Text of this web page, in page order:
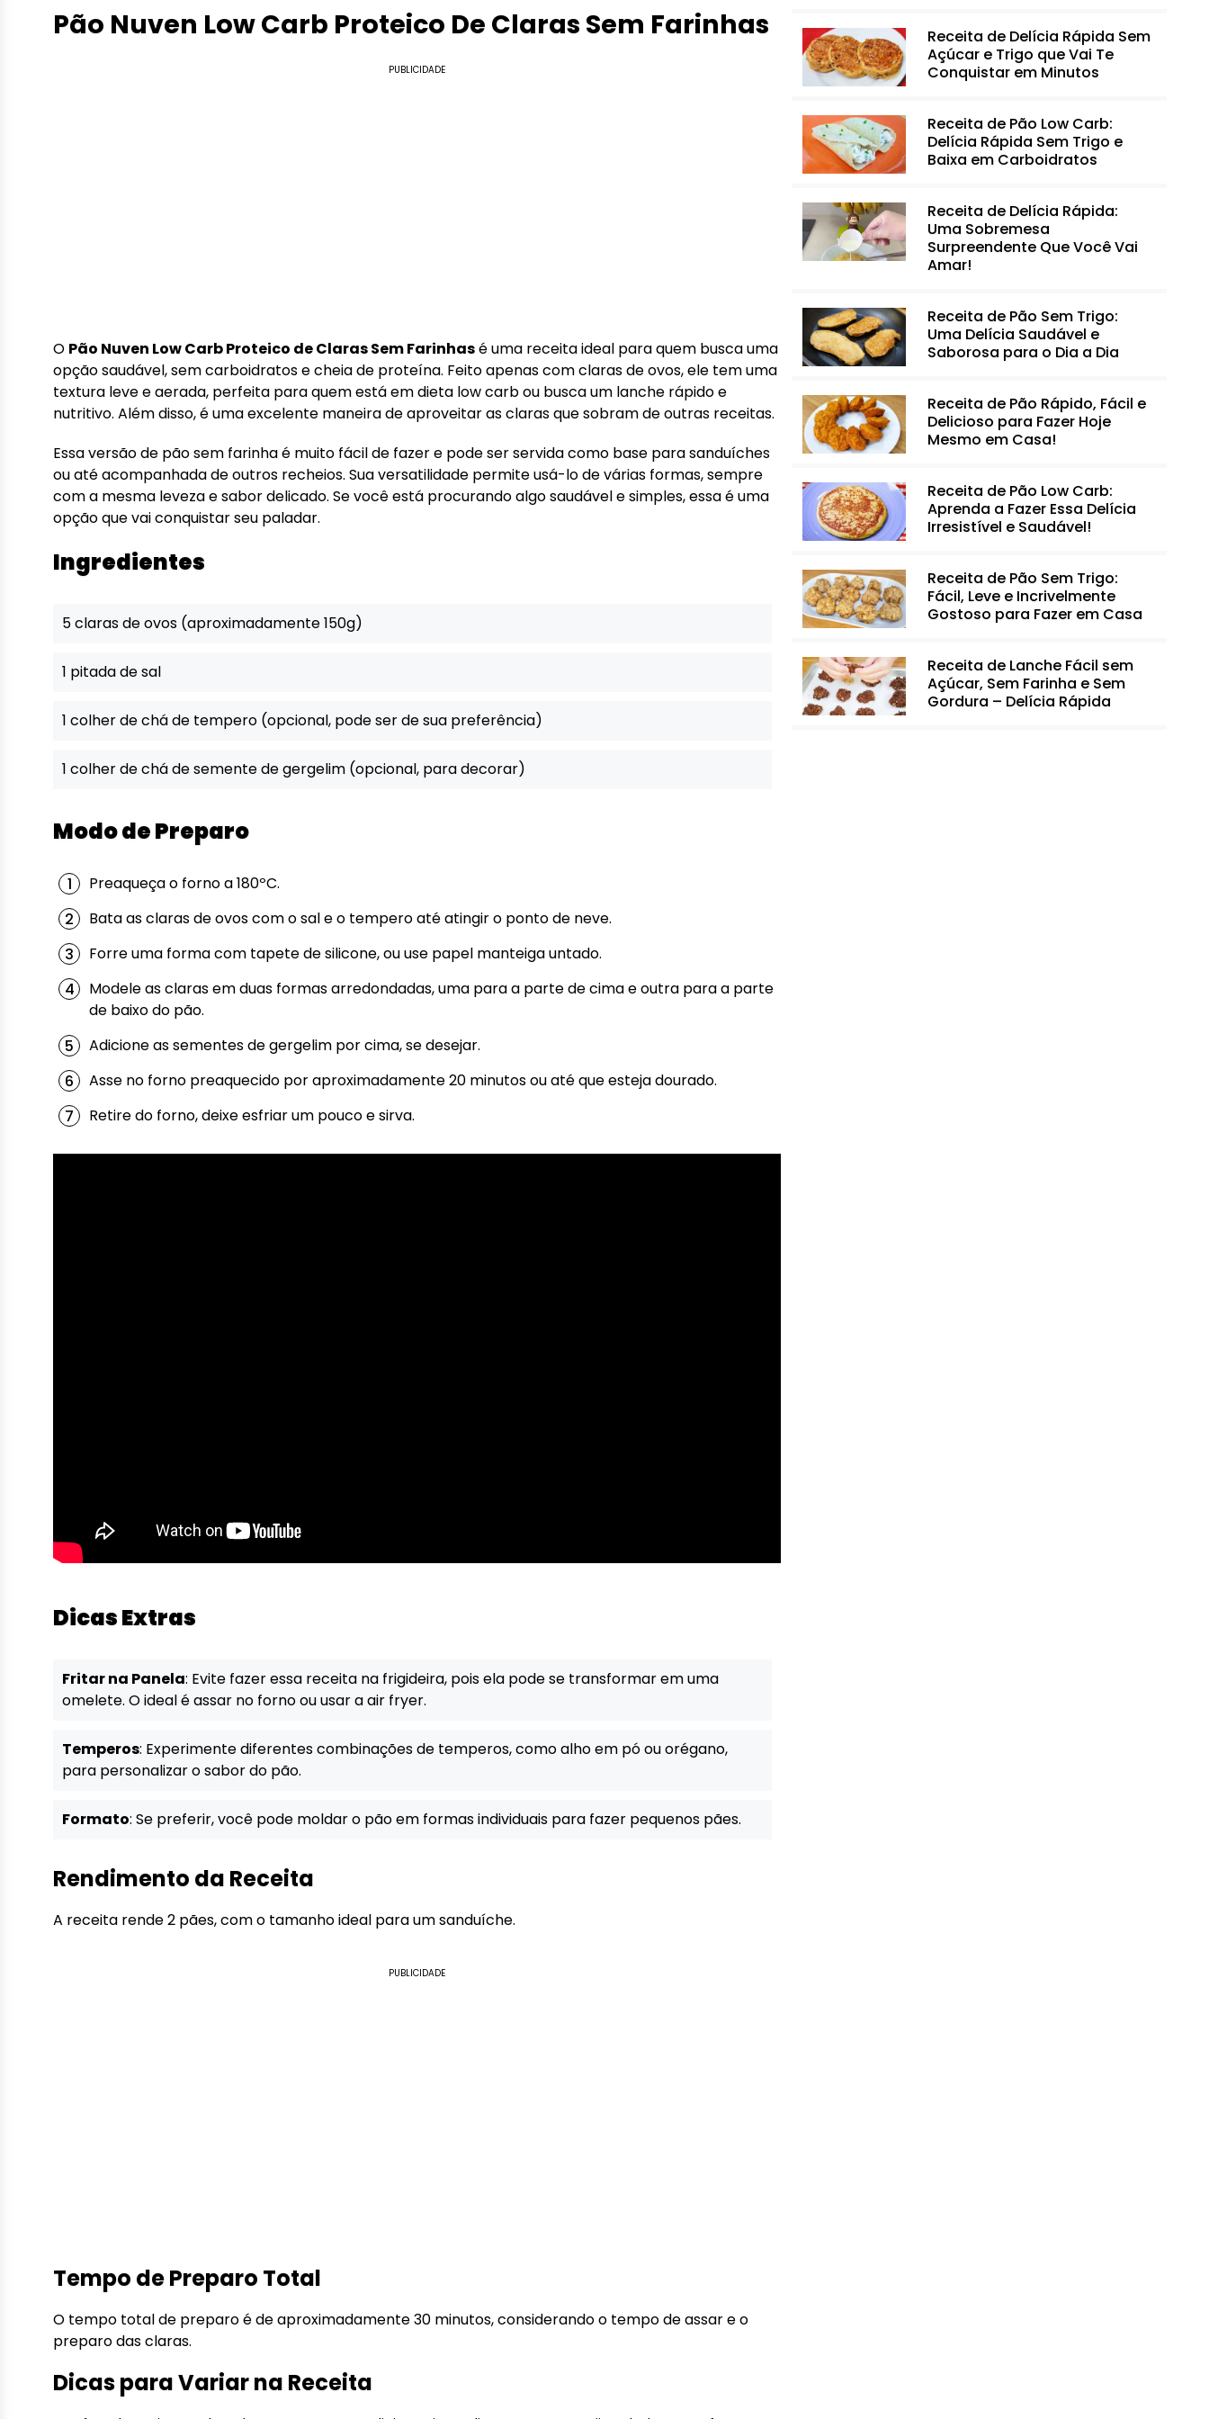
Pão Nuven Low Carb Proteico De Claras Sem Farinhas
PUBLICIDADE
O Pão Nuven Low Carb Proteico de Claras Sem Farinhasé uma receita ideal para quem busca uma
opção saudável, sem carboidratos e cheia de proteína. Feito apenas com claras de ovos, ele tem uma
textura leve e aerada, perfeita para quem está em dieta low carb ou busca um lanche rápido e
nutritivo. Além disso, é uma excelente maneira de aproveitar as claras que sobram de outras receitas.
Essa versão de pão sem farinha é muito fácil de fazer e pode ser servida como base para sanduíches
ou até acompanhada de outros recheios. Sua versatilidade permite usá-lo de várias formas, sempre
com a mesma leveza e sabor delicado. Se você está procurando algo saudável e simples, essa é uma
opção que vai conquistar seu paladar.
Ingredientes
5 claras de ovos (aproximadamente 150g)
1 pitada de sal
1 colher de chá de tempero (opcional, pode ser de sua preferência)
1 colher de chá de semente de gergelim (opcional, para decorar)
Modo de Preparo
Preaqueça o forno a 180ºC.
Bata as claras de ovos com o sal e o tempero até atingir o ponto de neve.
Forre uma forma com tapete de silicone, ou use papel manteiga untado.
Modele as claras em duas formas arredondadas, uma para a parte de cima e outra para a parte
de baixo do pão.
Adicione as sementes de gergelim por cima, se desejar.
Asse no forno preaquecido por aproximadamente 20 minutos ou até que esteja dourado.
Retire do forno, deixe esfriar um pouco e sirva.
Dicas Extras
Fritar na Panela: Evite fazer essa receita na frigideira, pois ela pode se transformar em uma
omelete. O ideal é assar no forno ou usar a air fryer.
Temperos: Experimente diferentes combinações de temperos, como alho em pó ou orégano,
para personalizar o sabor do pão.
Formato: Se preferir, você pode moldar o pão em formas individuais para fazer pequenos pães.
Rendimento da Receita
A receita rende 2 pães, com o tamanho ideal para um sanduíche.
PUBLICIDADE
Tempo de Preparo Total
O tempo total de preparo é de aproximadamente 30 minutos, considerando o tempo de assar e o
preparo das claras.
Dicas para Variar na Receita
Receita de Delícia Rápida Sem
Açúcar e Trigo que Vai Te
Conquistar em Minutos
Receita de Pão Low Carb:
Delícia Rápida Sem Trigo e
Baixa em Carboidratos
Receita de Delícia Rápida:
Uma Sobremesa
Surpreendente Que Você Vai
Amar!
Receita de Pão Sem Trigo:
Uma Delícia Saudável e
Saborosa para o Dia a Dia
Receita de Pão Rápido, Fácil e
Delicioso para Fazer Hoje
Mesmo em Casa!
Receita de Pão Low Carb:
Aprenda a Fazer Essa Delícia
Irresistível e Saudável!
Receita de Pão Sem Trigo:
Fácil, Leve e Incrivelmente
Gostoso para Fazer em Casa
Receita de Lanche Fácil sem
Açúcar, Sem Farinha e Sem
Gordura – Delícia Rápida